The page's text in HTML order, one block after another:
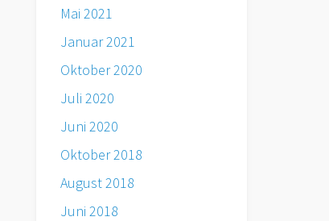
Mai 2021
Januar 2021
Oktober 2020
Juli 2020
Juni 2020
Oktober 2018
August 2018
Juni 2018